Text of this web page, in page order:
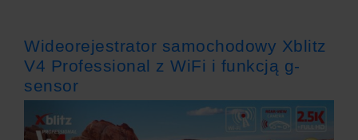
Wideorejestrator samochodowy Xblitz
V4 Professional z WiFi i funkcją g-
sensor